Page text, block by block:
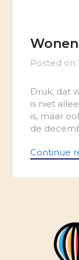
Posted on
Druk, dat
is niet
is, maar
de
Continue